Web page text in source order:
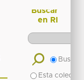
Buscar
en RI
Buscar
Esta